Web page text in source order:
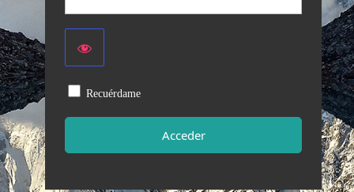
Recuérdame